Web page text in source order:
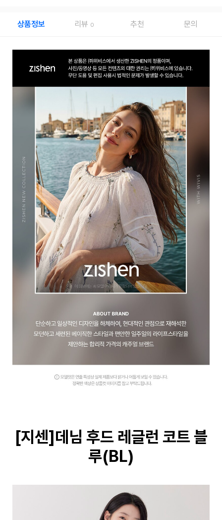
상품정보 리뷰 0 추천 문의
[지센]데님 후드 레글런 코트 블
루(BL)